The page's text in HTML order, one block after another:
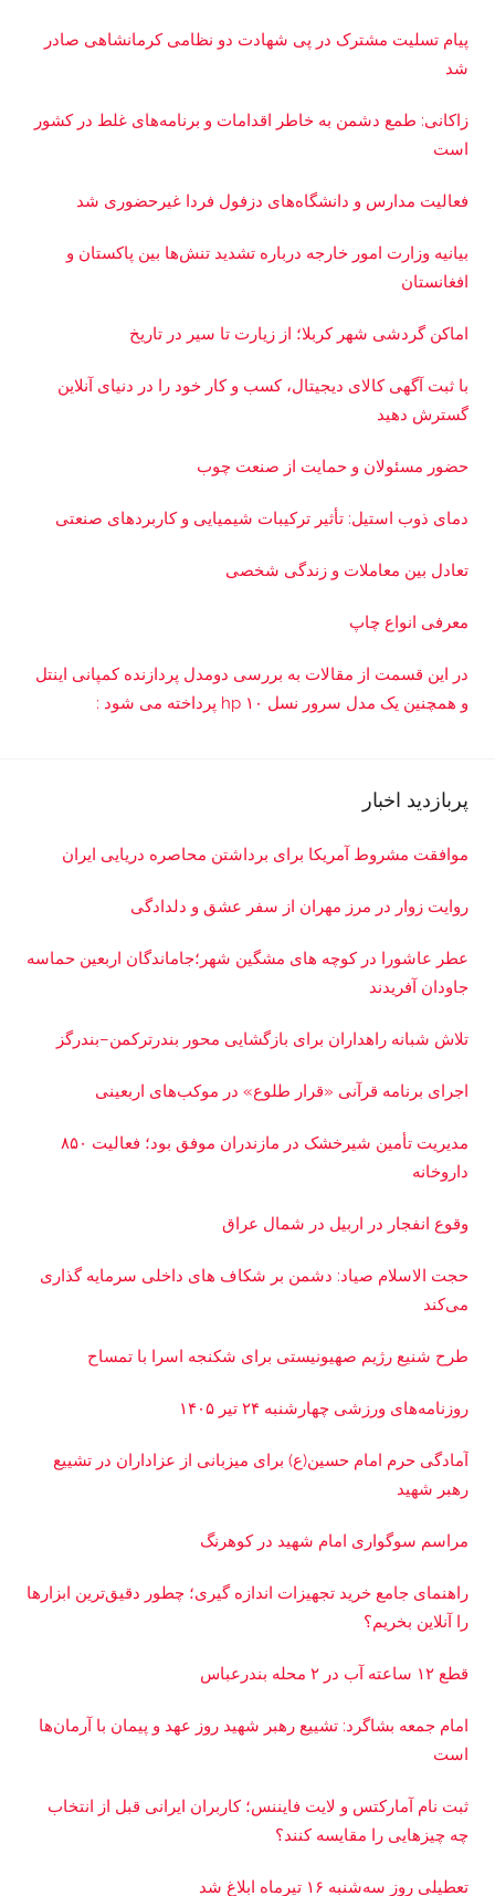
پیام تسلیت مشترک در پی شهادت دو نظامی کرمانشاهی صادر
شد
زاکانی: طمع دشمن به خاطر اقدامات و برنامه‌های غلط در کشور
است
فعالیت مدارس و دانشگاه‌های دزفول فردا غیرحضوری شد
بیانیه وزارت امور خارجه درباره تشدید تنش‌ها بین پاکستان و
افغانستان
اماکن گردشی شهر کربلا؛ از زیارت تا سیر در تاریخ
با ثبت آگهی کالای دیجیتال، کسب و کار خود را در دنیای آنلاین
گسترش دهید
حضور مسئولان و حمایت از صنعت چوب
دمای ذوب استیل: تأثیر ترکیبات شیمیایی و کاربردهای صنعتی
تعادل بین معاملات و زندگی شخصی
معرفی انواع چاپ
در این قسمت از مقالات به بررسی دو‌مدل پردازنده کمپانی اینتل
و همچنین یک مدل سرور نسل ۱۰ hp پرداخته می شود :
پربازدید اخبار
موافقت مشروط آمریکا برای برداشتن محاصره دریایی ایران
روایت زوار در مرز مهران از سفر عشق و دلدادگی
عطر عاشورا در کوچه های مشگین شهر؛جاماندگان اربعین حماسه
جاودان آفریدند
تلاش شبانه راهداران برای بازگشایی محور بندرترکمن–بندرگز
اجرای برنامه قرآنی «قرار طلوع» در موکب‌های اربعینی
مدیریت تأمین شیرخشک در مازندران موفق بود؛ فعالیت ۸۵۰
داروخانه
وقوع انفجار در اربیل در شمال عراق
حجت الاسلام صیاد: دشمن بر شکاف‌ های داخلی سرمایه‌ گذاری
می‌کند
طرح شنیع رژیم صهیونیستی برای شکنجه اسرا با تمساح
روزنامه‌های ورزشی چهارشنبه ۲۴ تیر ۱۴۰۵
آمادگی حرم امام حسین(ع) برای میزبانی از عزاداران در تشییع
رهبر شهید
مراسم سوگواری امام شهید در کوهرنگ
راهنمای جامع خرید تجهیزات اندازه گیری؛ چطور دقیق‌ترین ابزارها
را آنلاین بخریم؟
قطع ۱۲ ساعته آب در ۲ محله بندرعباس
امام جمعه بشاگرد: تشییع رهبر شهید روز عهد و پیمان با آرمان‌ها
است
ثبت نام آمارکتس و لایت فایننس؛ کاربران ایرانی قبل از انتخاب
چه چیزهایی را مقایسه کنند؟
تعطیلی روز سه‌شنبه ۱۶ تیرماه ابلاغ شد